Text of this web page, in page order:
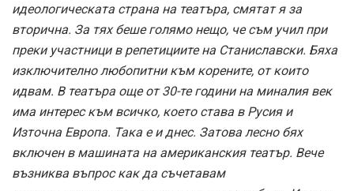
идеологическата страна на театъра, смятат я за
вторична. За тях беше голямо нещо, че съм учил при
преки участници в репетициите на Станиславски. Бяха
изключително любопитни към корените, от които
идвам. В театъра още от 30-те години на миналия век
има интерес към всичко, което става в Русия и
Източна Европа. Така е и днес. Затова лесно бях
включен в машината на американския театър. Вече
възниква въпрос как да съчетавам